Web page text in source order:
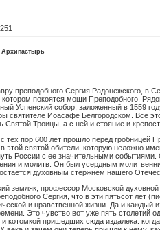
Архипастырь
преподобного Сергия Радонежского, в
покоятся мощи Преподобного.
Успенский собор, заложенный в 1559
святителе Иоасафе Белгородском. Все
Святой Троицы, а с ней и стояние и
пор 600 лет прошло перед гробницей
этой святой обители, которую неложно
России с ее значительными
и молитв. Он был усердным
духовным стержнем нашего
земляк, профессор Московской
Сергия, что в эти пятьсот лет
и нравственной жизни. Да и каждый
Это чувство вот уже пять столетий
котомкой пришедших сюда издалека: